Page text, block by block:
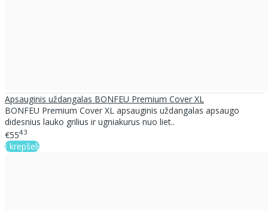
Apsauginis uždangalas BONFEU Premium Cover XL
BONFEU Premium Cover XL apsauginis uždangalas apsaugo
didesnius lauko grilius ir ugniakurus nuo liet..
€5543
Į krepšelį